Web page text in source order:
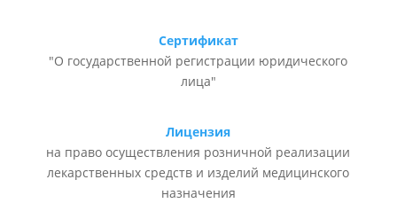
Сертификат
"О государственной регистрации юридического
лица"
Лицензия
на право осуществления розничной реализации
лекарственных средств и изделий медицинского
назначения